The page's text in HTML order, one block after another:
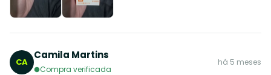
CA
Camila Martins
Compra verificada
há 5 meses